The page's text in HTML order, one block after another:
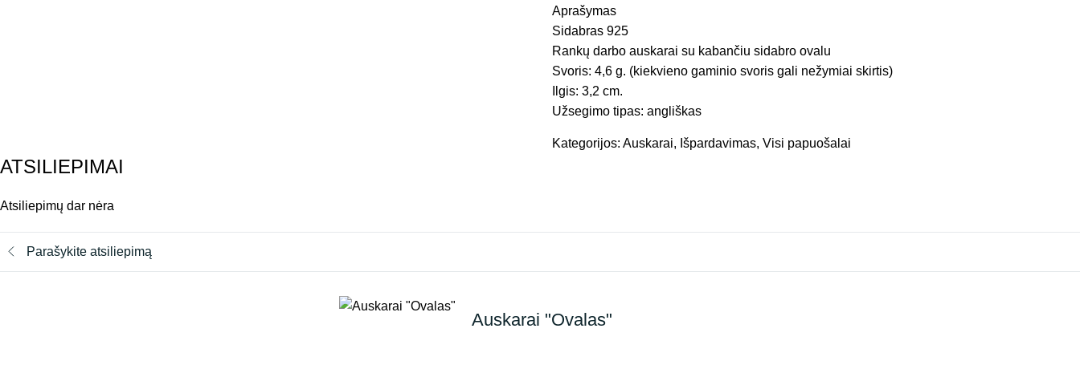
Aprašymas
Sidabras 925
Rankų darbo auskarai su kabančiu sidabro ovalu
Svoris: 4,6 g. (kiekvieno gaminio svoris gali nežymiai skirtis)
Ilgis: 3,2 cm.
Užsegimo tipas: angliškas
Kategorijos: Auskarai, Išpardavimas, Visi papuošalai
ATSILIEPIMAI
Atsiliepimų dar nėra
Parašykite atsiliepimą
Auskarai "Ovalas"